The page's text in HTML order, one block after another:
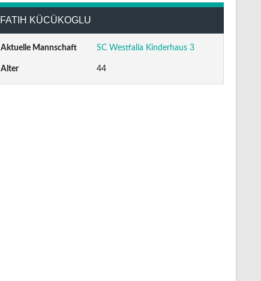
FATIH KÜCÜKOGLU
Aktuelle Mannschaft SC Westfalia Kinderhaus 3
Alter 44